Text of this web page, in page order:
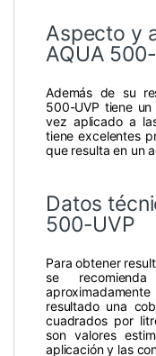
Aspecto y
AQUA
Además de su
500-UVP tiene
vez aplicado a
tiene excelentes
que resulta en un
Datos
500-UVP
Para obtener
se
resultado una
cuadrados por
son valores
aplicación y las